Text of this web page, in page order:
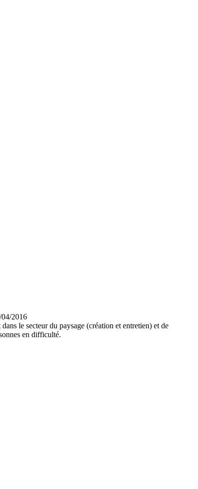
04/2016
le secteur du paysage (création et entretien) et de
en difficulté.